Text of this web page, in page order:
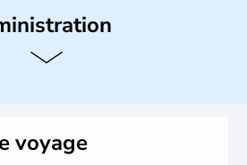
la partie est de la Méditerranée,
dans le domaine des nouvelles
voyage